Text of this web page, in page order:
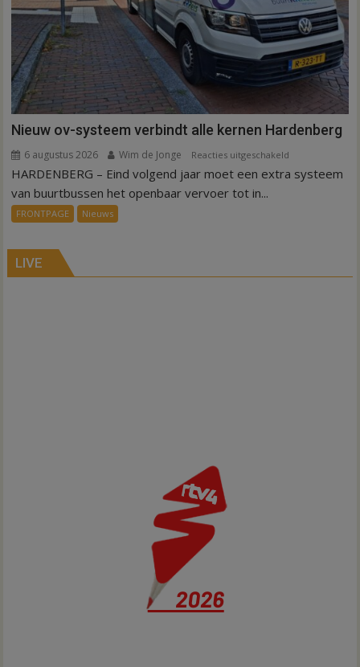
Nieuw ov-systeem verbindt alle kernen Hardenberg
6 augustus 2026 Wim de Jonge Reacties uitgeschakeld
Nieuw
Hardenberg
HARDENBERG – Eind volgend jaar moet een extra systeem
van buurtbussen het openbaar vervoer tot in...
FRONTPAGE Nieuws
LIVE